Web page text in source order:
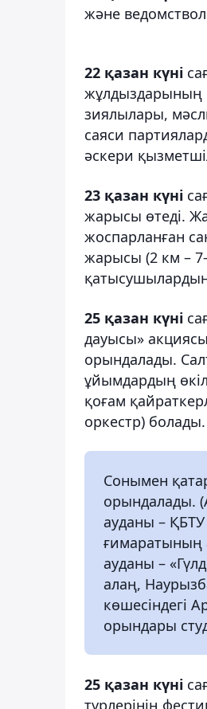
және
22 қазан күні
жұлдыздарының
зиялылары,
саяси
әскери
23 қазан күні
жарысы өтеді.
жоспарланған
жарысы (2 км –
25 қазан күні
дауысы»
орындалады.
ұйымдардың
қоғам
оркестр) болады.
Сонымен
орындалады.
ауданы –
ғимаратының
ауданы –
алаң,
көшесіндегі
орындары
25 қазан күні
түрлерінің